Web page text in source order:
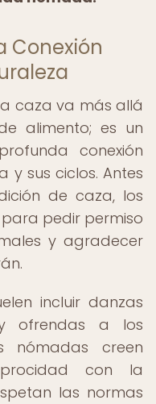
Conexión
caza va más allá
alimento; es un
conexión
y sus ciclos. Antes
de caza, los
pedir permiso
y agradecer
incluir danzas
y ofrendas a los
nómadas creen
con la
las normas